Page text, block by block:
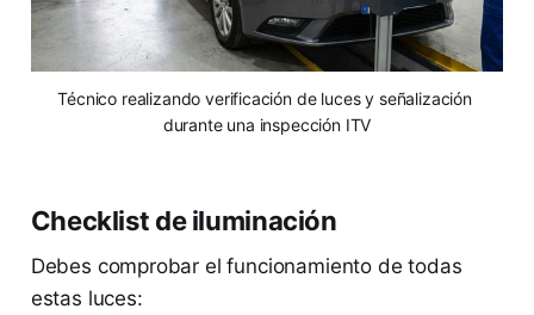
Técnico realizando verificación de luces y señalización
durante una inspección ITV
Checklist de iluminación
Debes comprobar el funcionamiento de todas
estas luces: